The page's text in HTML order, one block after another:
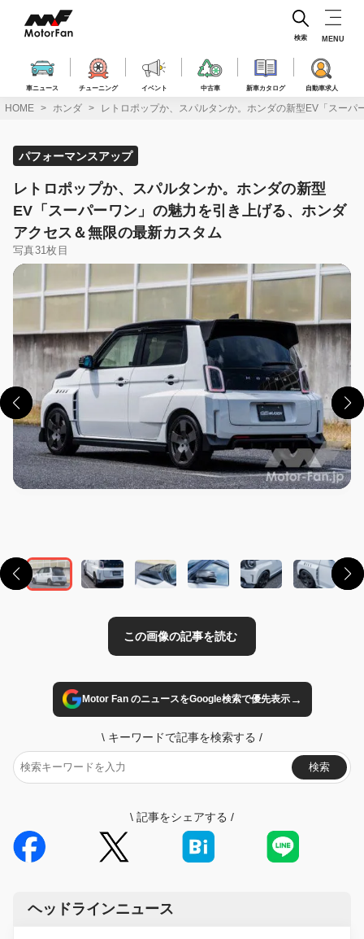
ス
車ニュース チューニング イベント 中古車 新車カタログ 自動車求人
検索 MENU
HOME ホンダ レトロポップか、スパルタンか。ホンダの新型EV「スー
パフォーマンスアップ
レトロポップか、スパルタンか。ホンダの新型
EV「スーパーワン」の魅力を引き上げる、ホンダ
アクセス＆無限の最新カスタム
写真31枚目
Motor Fan のニュースをGoogle検索で優先表示→
\ キーワードで記事を検索する /
検索
\ 記事をシェアする /
ヘッドラインニュース